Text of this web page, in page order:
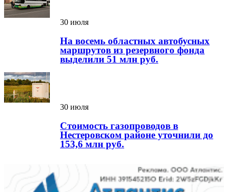
30 июля
На восемь областных автобусных
маршрутов из резервного фонда
выделили 51 млн руб.
30 июля
Стоимость газопроводов в
Нестеровском районе уточнили до
153,6 млн руб.